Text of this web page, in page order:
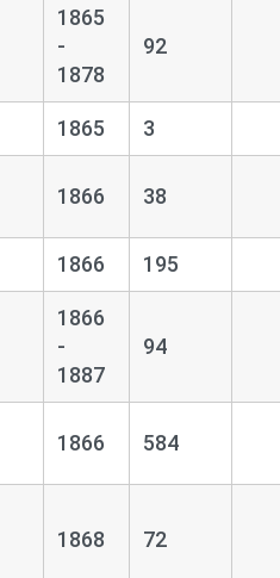
1865
-
1878
92
1865 3
1866 38
1866 195
1866
-
1887
94
1866 584
1868 72